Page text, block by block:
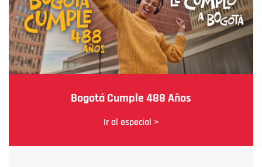
Bogotá Cumple 488 Años
Ir al especial >